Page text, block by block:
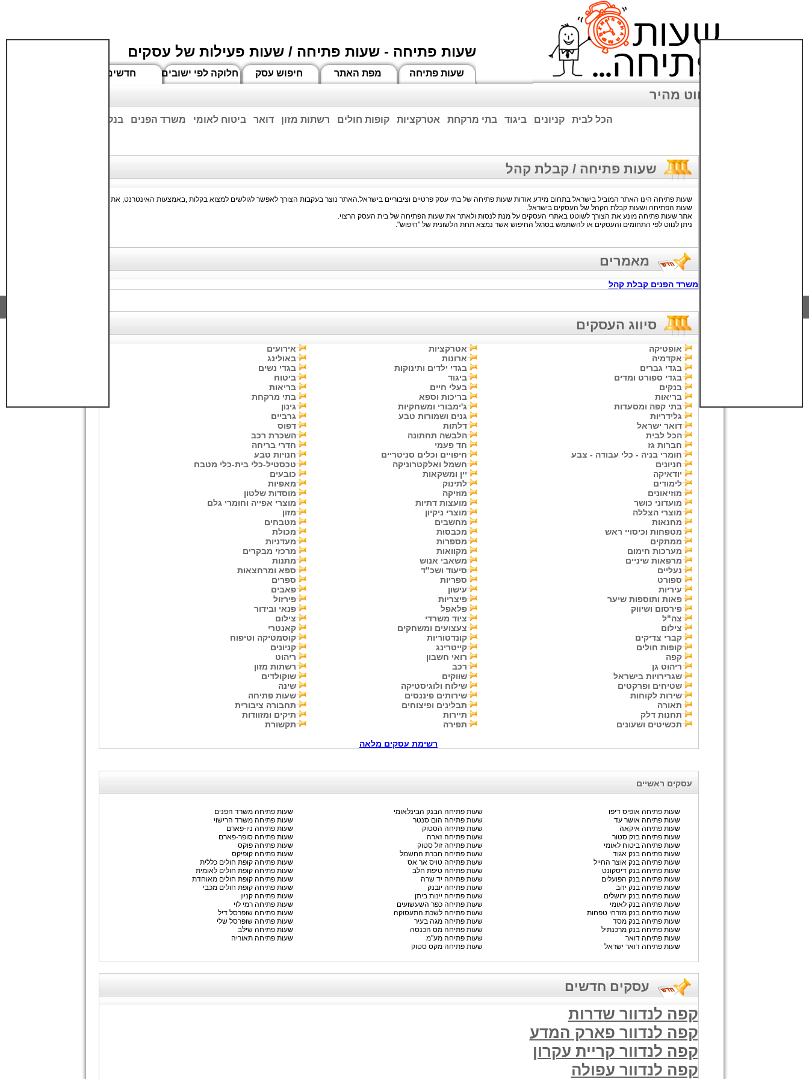
שעות פתיחה - שעות פתיחה / שעות פעילות של עסקים
חדשים חלוקה לפי ישובים חיפוש עסק מפת האתר שעות פתיחה
ניווט מהיר
בנקים משרד הפנים ביטוח לאומי דואר רשתות מזון קופות חולים אטרקציות בתי מרקחת ביגוד קניונים הכל לבית
שעות פתיחה הינו האתר המוביל בישראל בתחום מידע אודות שעות פתיחה של בתי עסק פרטיים וציבוריים בישראל.האתר נוצר בעקבות הצורך לאפשר לגולשים למצוא בקלות ,באמצעות האינטרנט, את
שעות הפתיחה ושעות קבלת הקהל של העסקים בישראל.
אתר שעות פתיחה מונע את הצורך לשוטט באתרי העסקים על מנת לנסות ולאתר את שעות הפתיחה של בית העסק הרצוי.
ניתן לנווט לפי התחומים והעסקים או להשתמש בסרגל החיפוש אשר נמצא תחת הלשונית של "חיפוש".
משרד הפנים קבלת קהל
סיווג העסקים
אופטיקה אטרקציות
אירועים
אקדמיה
ארונות
באולינג
בגדי גברים
בגדי ילדים ותינוקות
בגדי נשים
בגדי ספורט ומדים
ביגוד
ביטוח
בנקים
בעלי חיים
בריאות
בריאות
בריכות וספא
בתי מרקחת
בתי קפה ומסעדות
ג'ימבורי ומשחקיות
גינון
גלידריות
גנים ושמורות טבע
גרביים
דואר ישראל
דלתות
דפוס
הכל לבית
הלבשה תחתונה
השכרת רכב
חברות גז
חד פעמי
חדרי בריחה
חומרי בניה - כלי עבודה - צבע
חיפויים וכלים סניטריים
חנויות טבע
חניונים
חשמל ואלקטרוניקה
טכסטיל-כלי בית-כלי מטבח
יודאיקה
יין ומשקאות
כובעים
לימודים
לתינוק
מאפיות
מוזיאונים
מוזיקה
מוסדות שלטון
מועדוני כושר
מועצות דתיות
מוצרי אפייה וחומרי גלם
מוצרי הצללה
מוצרי ניקיון
מזון
מחנאות
מחשבים
מטבחים
מטפחות וכיסויי ראש
מכבסות
מכולת
ממתקים
מספרות
מעדניות
מערכות חימום
מקוואות
מרכזי מבקרים
מרפאות שיניים
משאבי אנוש
מתנות
נעליים
סיעוד ושכ"ד
ספא ומרחצאות
ספורט
ספריות
ספרים
עיריות
עישון
פאבים
פאות ותוספות שיער
פיצריות
פירזול
פירסום ושיווק
פלאפל
פנאי ובידור
צה"ל
ציוד משרדי
צילום
צילום
צעצועים ומשחקים
קאנטרי
קברי צדיקים
קונדטוריות
קוסמטיקה וטיפוח
קופות חולים
קייטרינג
קניונים
קפה
רואי חשבון
ריהוט
ריהוט גן
רכב
רשתות מזון
שגרירויות בישראל
שווקים
שוקולדים
שטיחים ופרקטים
שילוח ולוגיסטיקה
שינה
שירות לקוחות
שירותים פיננסים
שעות פתיחה
תאורה
תבלינים ופיצוחים
תחבורה ציבורית
תחנות דלק
תיירות
תיקים ומזוודות
תכשיטים ושעונים
תפירה
תקשורת
רשימת עסקים מלאה
עסקים ראשיים
שעות פתיחה אופיס דיפו
שעות פתיחה אושר עד
שעות פתיחה איקאה
שעות פתיחה בזק סטור
שעות פתיחה ביטוח לאומי
שעות פתיחה בנק אגוד
שעות פתיחה בנק אוצר החייל
שעות פתיחה בנק דיסקונט
שעות פתיחה בנק הפועלים
שעות פתיחה בנק יהב
שעות פתיחה בנק ירושלים
שעות פתיחה בנק לאומי
שעות פתיחה בנק מזרחי טפחות
שעות פתיחה בנק מסד
שעות פתיחה בנק מרכנתיל
שעות פתיחה דואר
שעות פתיחה דואר ישראל
שעות פתיחה הבנק הבינלאומי
שעות פתיחה הום סנטר
שעות פתיחה הסטוק
שעות פתיחה זארה
שעות פתיחה זול סטוק
שעות פתיחה חברת החשמל
שעות פתיחה טויס אר אס
שעות פתיחה טיפת חלב
שעות פתיחה יד שרה
שעות פתיחה יובנק
שעות פתיחה יינות ביתן
שעות פתיחה כפר השעשועים
שעות פתיחה לשכת התעסוקה
שעות פתיחה מגה בעיר
שעות פתיחה מס הכנסה
שעות פתיחה מע"מ
שעות פתיחה מקס סטוק
שעות פתיחה משרד הפנים
שעות פתיחה משרד הרישוי
שעות פתיחה ניו-פארם
שעות פתיחה סופר-פארם
שעות פתיחה פוקס
שעות פתיחה קופיקס
שעות פתיחה קופת חולים כללית
שעות פתיחה קופת חולים לאומית
שעות פתיחה קופת חולים מאוחדת
שעות פתיחה קופת חולים מכבי
שעות פתיחה קניון
שעות פתיחה רמי לוי
שעות פתיחה שופרסל דיל
שעות פתיחה שופרסל שלי
שעות פתיחה שילב
שעות פתיחה תאוריה
קפה לנדוור שדרות
קפה לנדוור פארק המדע
קפה לנדוור קריית עקרון
קפה לנדוור עפולה